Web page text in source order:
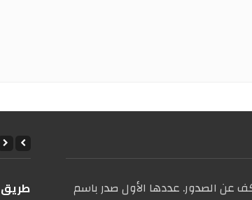
عن الصدور. عددها الأول صدر باسم
على